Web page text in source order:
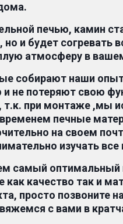
печью, камин
и будет согревать
атмосферу в
собирают наши
не потеряют свою
т.к. при монтаже ,мы
печные
на своем
изучать все
самый оптимальный
как качество так и
просто позвоните
с вами в